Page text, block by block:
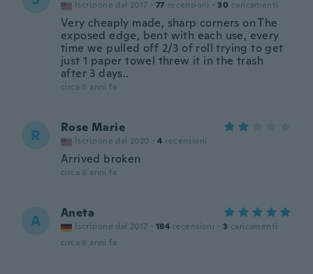
Iscrizione dal 2017 · 77 recensioni · 30 caricamenti
Very cheaply made, sharp corners on The
exposed edge, bent with each use, every
time we pulled off 2/3 of roll trying to get
just 1 paper towel threw it in the trash
after 3 days..
circa 6 anni fa
R Rose Marie
Iscrizione dal 2020 · 4 recensioni
Arrived broken
circa 6 anni fa
A Aneta
Iscrizione dal 2017 · 184 recensioni · 3 caricamenti
circa 6 anni fa